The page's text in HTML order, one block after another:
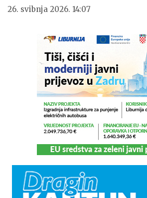
26. svibnja 2026. 14:07